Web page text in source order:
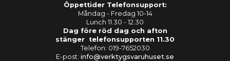
Öppettider Telefonsupport:
Måndag - Fredag 10-14
Lunch 11.30 - 12.30
Dag före röd dag och afton
stänger telefonsupporten 11.30
Telefon: 019-7652030
E-post: info@verktygsvaruhuset.se